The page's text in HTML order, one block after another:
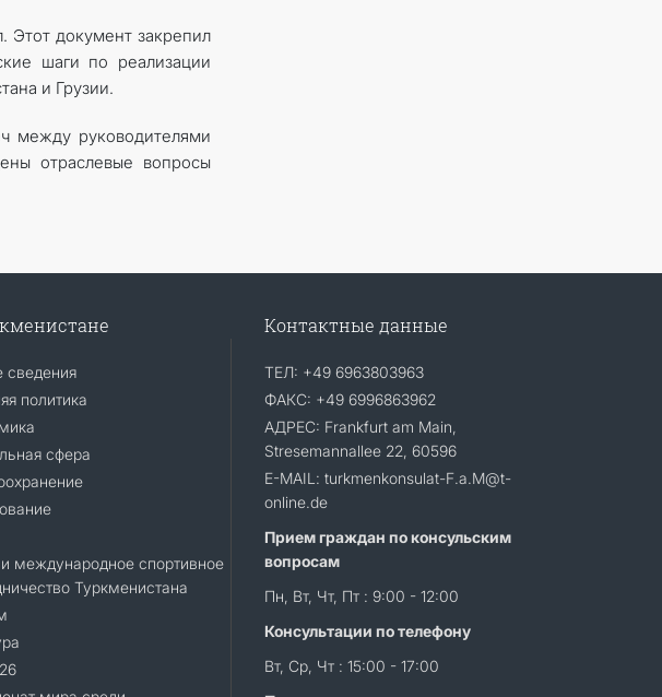
Этот документ закрепил
шаги по реализации
и Грузии.
между руководителями
отраслевые вопросы
политика
сфера
международное спортивное
Туркменистана
Контактные данные
ТЕЛ: +49 6963803963
ФАКС: +49 6996863962
АДРЕС: Frankfurt am Main,
Stresemannallee 22, 60596
E-MAIL: turkmenkonsulat-F.a.M@t-
online.de
Прием граждан по консульским
вопросам
Пн, Вт, Чт, Пт : 9:00 - 12:00
Консультации по телефону
Вт, Ср, Чт : 15:00 - 17:00